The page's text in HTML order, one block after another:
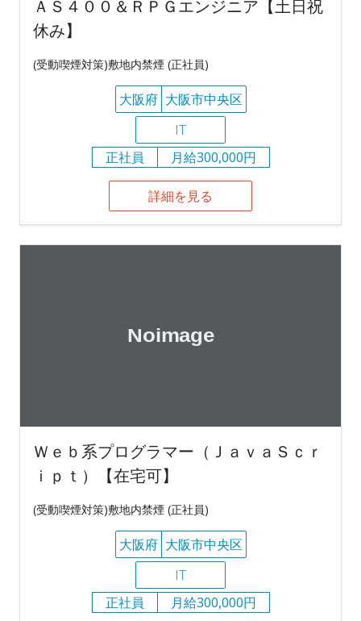
ＡＳ４００＆ＲＰＧエンジニア【土日祝
休み】
(受動喫煙対策)敷地内禁煙 (正社員)
大阪府 大阪市中央区
IT
正社員
月給300,000円
詳細を見る
Ｗｅｂ系プログラマー（ＪａｖａＳｃｒ
ｉｐｔ）【在宅可】
(受動喫煙対策)敷地内禁煙 (正社員)
大阪府 大阪市中央区
IT
正社員
月給300,000円